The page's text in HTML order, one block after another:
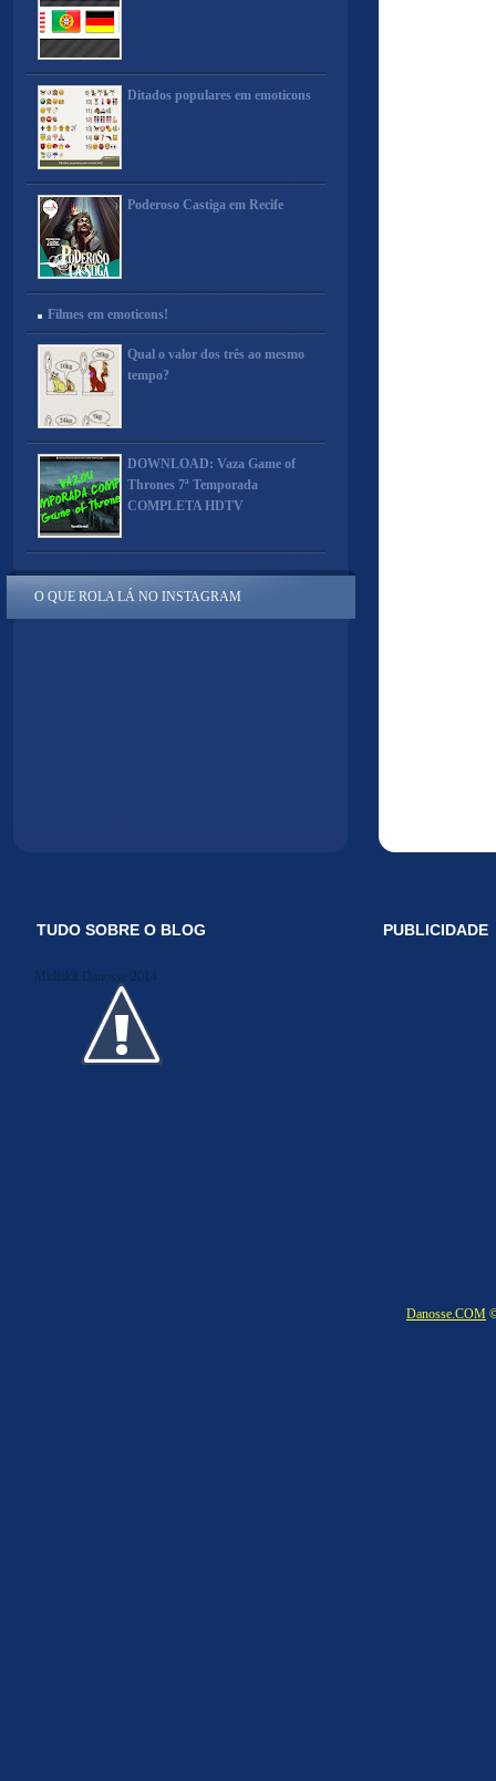
Ditados populares em emoticons
Poderoso Castiga em Recife
Filmes em emoticons!
Qual o valor dos três ao mesmo
tempo?
DOWNLOAD: Vaza Game of
Thrones 7ª Temporada
COMPLETA HDTV
O QUE ROLA LÁ NO INSTAGRAM
TUDO SOBRE O BLOG
Midiakit Danosse 2014
PUBLICIDADE
Danosse.COM